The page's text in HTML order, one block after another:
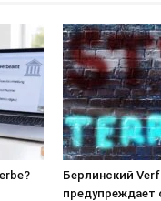
Берлинский
предупреждает